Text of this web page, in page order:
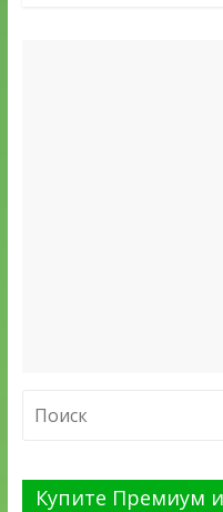
Купите Премиум